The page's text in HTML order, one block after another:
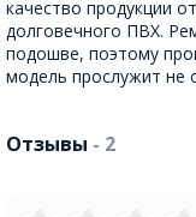
качество продукции
долговечного ПВХ.
подошве, поэтому
модель прослужит не
Отзывы - 2